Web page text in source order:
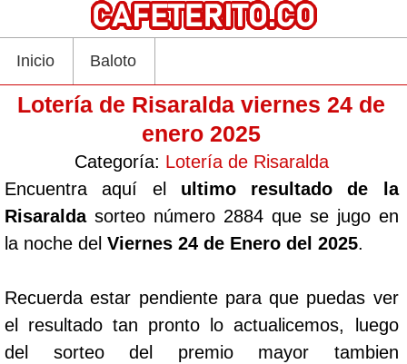
Inicio Baloto
Lotería de Risaralda viernes 24 de
enero 2025
Categoría: Lotería de Risaralda
Encuentra aquí el ultimo resultado de la
Risaraldasorteo número 2884 que se jugo en
la noche del Viernes 24 de Enero del 2025.
Recuerda estar pendiente para que puedas ver
el resultado tan pronto lo actualicemos, luego
del sorteo del premio mayor tambien